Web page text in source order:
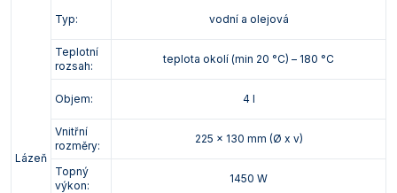
Lázeň
Typ: vodní a olejová
Teplotní
rozsah:
teplota okolí (min 20 °C) – 180 °C
Objem: 4 l
Vnitřní
rozměry:
225 x 130 mm (Ø x v)
Topný
výkon:
1450 W